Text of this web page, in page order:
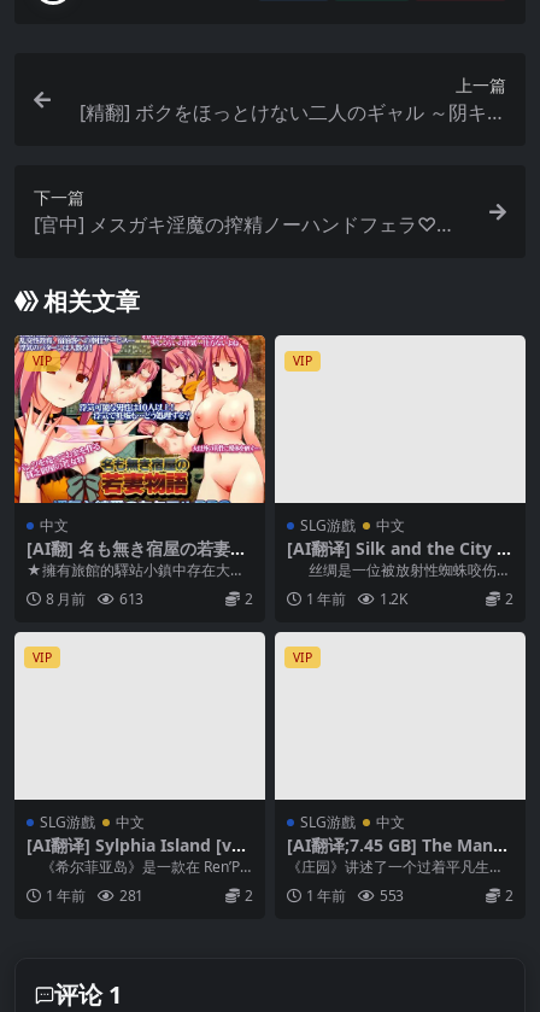
上一篇
[精翻] ボクをほっとけない二人のギャル ～阴キャ
下一篇
[官中] メスガキ淫魔の搾精ノーハンドフェラ♡シ
相关文章
VIP
中文
[AI翻] 名も無き宿屋の若妻物
語～浮気と純愛のカクテルRP
G Ver1.11 [簡中]
★擁有旅館的驛站小鎮中存在大量
出軌事件 住客、供貨商、小鎮少
年…可出軌人數超過1...
8 月前 613 2
VIP
SLG游戲 中文
[AI翻译] Silk and the City of
Seduction [v2.32]
丝绸是一位被放射性蜘蛛咬伤后
获得超能力的女性，她...
1 年前 1.2K 2
VIP
SLG游戲 中文
[AI翻译] Sylphia Island [v0.
3a]
《希尔菲亚岛》是一款在 Ren’Py
平台上开发的...
1 年前 281 2
VIP
SLG游戲 中文
[AI翻译;7.45 GB] The Manor
[v0.5.0]
《庄园》讲述了一个过着平凡生活
的年轻人，在揭开自己父母的真相
后，生活发生了突变。...
1 年前 553 2
评论 1